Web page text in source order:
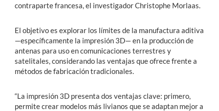
contraparte francesa, el investigador Christophe Morlaas.
El objetivo es explorar los límites de la manufactura aditiva
—específicamente la impresión 3D— en la producción de
antenas para uso en comunicaciones terrestres y
satelitales, considerando las ventajas que ofrece frente a
métodos de fabricación tradicionales.
“La impresión 3D presenta dos ventajas clave: primero,
permite crear modelos más livianos que se adaptan mejor a